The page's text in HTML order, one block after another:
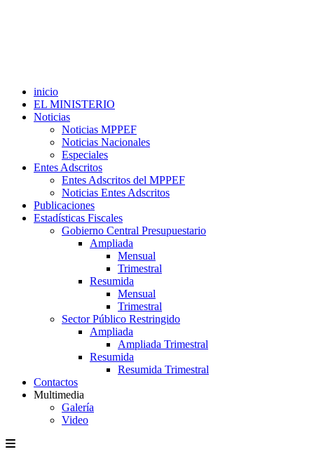
inicio
EL MINISTERIO
Noticias
Noticias MPPEF
Noticias Nacionales
Especiales
Entes Adscritos
Entes Adscritos del MPPEF
Noticias Entes Adscritos
Publicaciones
Estadísticas Fiscales
Gobierno Central Presupuestario
Ampliada
Mensual
Trimestral
Resumida
Mensual
Trimestral
Sector Público Restringido
Ampliada
Ampliada Trimestral
Resumida
Resumida Trimestral
Contactos
Multimedia
Galería
Video